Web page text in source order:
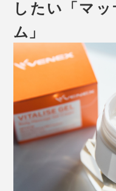
したい「マ
ム」